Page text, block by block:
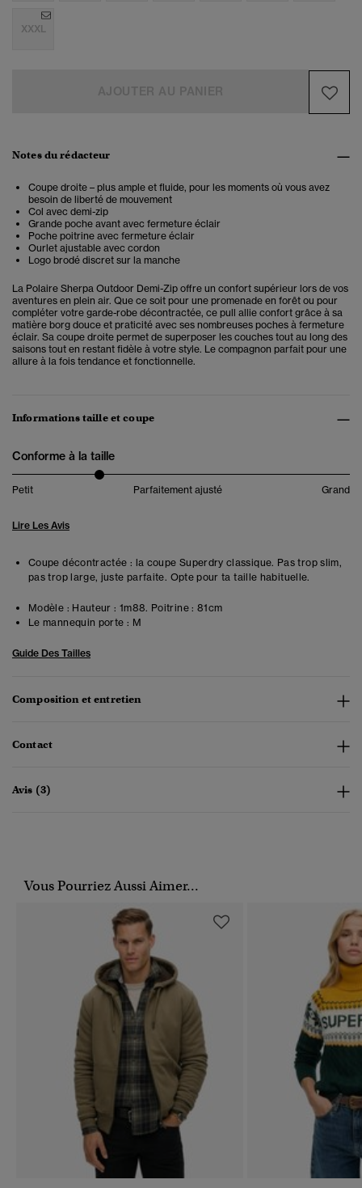
XXXL
Notes du rédacteur
Coupe droite – plus ample et fluide, pour les moments où vous avez
besoin de liberté de mouvement
Col avec demi-zip
Grande poche avant avec fermeture éclair
Poche poitrine avec fermeture éclair
Ourlet ajustable avec cordon
Logo brodé discret sur la manche
La Polaire Sherpa Outdoor Demi-Zip offre un confort supérieur lors de vos
aventures en plein air. Que ce soit pour une promenade en forêt ou pour
compléter votre garde-robe décontractée, ce pull allie confort grâce à sa
matière borg douce et praticité avec ses nombreuses poches à fermeture
éclair. Sa coupe droite permet de superposer les couches tout au long des
saisons tout en restant fidèle à votre style. Le compagnon parfait pour une
allure à la fois tendance et fonctionnelle.
Informations taille et coupe
Conforme à la taille
Petit Parfaitement ajusté Grand
Lire Les Avis
Coupe décontractée : la coupe Superdry classique. Pas trop slim,
pas trop large, juste parfaite. Opte pour ta taille habituelle.
Modèle : Hauteur : 1m88. Poitrine : 81cm
Le mannequin porte : M
Guide Des Tailles
Composition et entretien
Contact
Avis (3)
Vous Pourriez Aussi Aimer...